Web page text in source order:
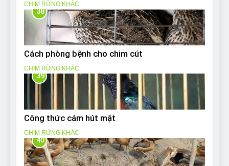
CHIM RỪNG KHÁC
38
Cách phòng bệnh cho chim cút
CHIM RỪNG KHÁC
39
Công thức cám hút mật
CHIM RỪNG KHÁC
40